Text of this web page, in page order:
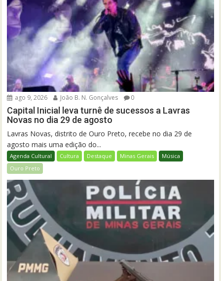
ago 9, 2026 João B. N. Gonçalves 0
Capital Inicial leva turnê de sucessos a Lavras
Novas no dia 29 de agosto
Lavras Novas, distrito de Ouro Preto, recebe no dia 29 de
agosto mais uma edição do...
Agenda Cultural Cultura Destaque Minas Gerais
Música
Ouro Preto